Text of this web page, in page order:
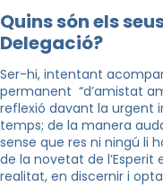
Quins són els
Delegació?
Ser-hi, intentant
permanent “d’amistat
reflexió davant la urgent
temps; de la manera
sense que res ni ningú li
de la novetat de l’Esperit
realitat, en discernir i